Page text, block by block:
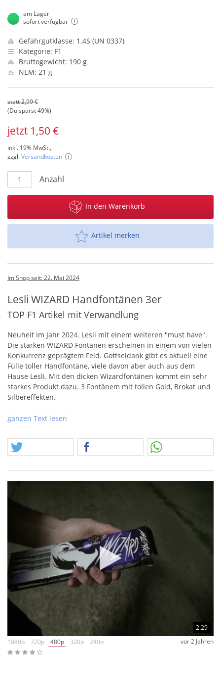
am Lager
sofort verfügbar
Gefahrgutklasse: 1.4S (UN 0337)
Kategorie: F1
Bruttogewicht: 190 g
NEM: 21 g
statt 2,99 €
(Du sparst 49%)
jetzt 1,50 €
inkl. 19% MwSt.,
zzgl.Versandkosten
Anzahl
In den Warenkorb
Artikel merken
Im Shop seit: 22. Mai 2024
Lesli WIZARD Handfontänen 3er
TOP F1 Artikel mit Verwandlung
Neuheit im Jahr 2024. Lesli mit einem weiteren "must have".
Die starken WIZARD Fontänen erscheinen in einem von vielen
Konkurrenz geprägtem Feld. Gottseidank gibt es aktuell eine
Fülle toller Handfontäne, viele davon aber auch aus dem
Hause Lesli. Mit den dicken Wizardfontänen kommt ein sehr
starkes Produkt dazu. 3 Fontänem mit tollen Gold, Brokat und
Silbereffekten.
Schöner Effekt mit blauer Leuchtbasis und goldenen
Wunderkerzensterne. Nach der Verwandlung mit Silber- und
ganzen Text lesen
2:29
1080p
720p 480p 320p 240p vor 2 Jahren